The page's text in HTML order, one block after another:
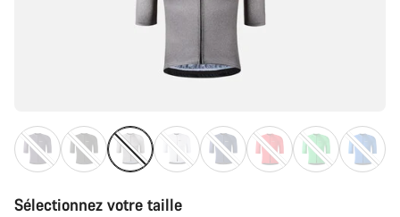
Sélectionnez votre taille